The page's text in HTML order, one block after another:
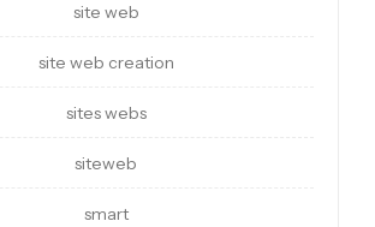
site web
site web creation
sites webs
siteweb
smart